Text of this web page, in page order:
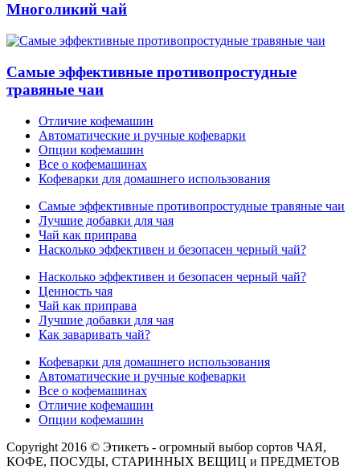
Многоликий чай
Самые эффективные противопростудные
травяные чаи
Отличие кофемашин
Автоматические и ручные кофеварки
Опции кофемашин
Все о кофемашинах
Кофеварки для домашнего использования
Самые эффективные противопростудные травяные чаи
Лучшие добавки для чая
Чай как приправа
Насколько эффективен и безопасен черный чай?
Насколько эффективен и безопасен черный чай?
Ценность чая
Чай как приправа
Лучшие добавки для чая
Как заваривать чай?
Кофеварки для домашнего использования
Автоматические и ручные кофеварки
Все о кофемашинах
Отличие кофемашин
Опции кофемашин
Copyright 2016 © Этикетъ - огромный выбор сортов ЧАЯ,
КОФЕ, ПОСУДЫ, СТАРИННЫХ ВЕЩИЦ и ПРЕДМЕТОВ